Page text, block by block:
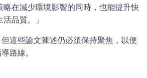
略在減少環境影響的同時，也能提升快
品質。」
這些論文陳述仍必須保持聚焦，以便
路線。